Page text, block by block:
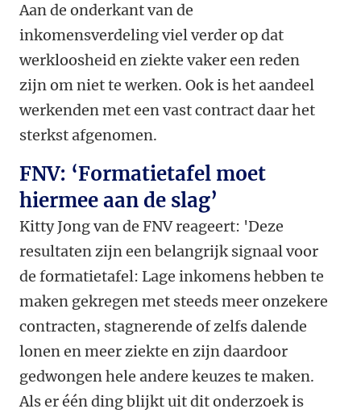
Aan de onderkant van de
inkomensverdeling viel verder op dat
werkloosheid en ziekte vaker een reden
zijn om niet te werken. Ook is het aandeel
werkenden met een vast contract daar het
sterkst afgenomen.
FNV: ‘Formatietafel moet
hiermee aan de slag’
Kitty Jong van de FNV reageert: 'Deze
resultaten zijn een belangrijk signaal voor
de formatietafel: Lage inkomens hebben te
maken gekregen met steeds meer onzekere
contracten, stagnerende of zelfs dalende
lonen en meer ziekte en zijn daardoor
gedwongen hele andere keuzes te maken.
Als er één ding blijkt uit dit onderzoek is